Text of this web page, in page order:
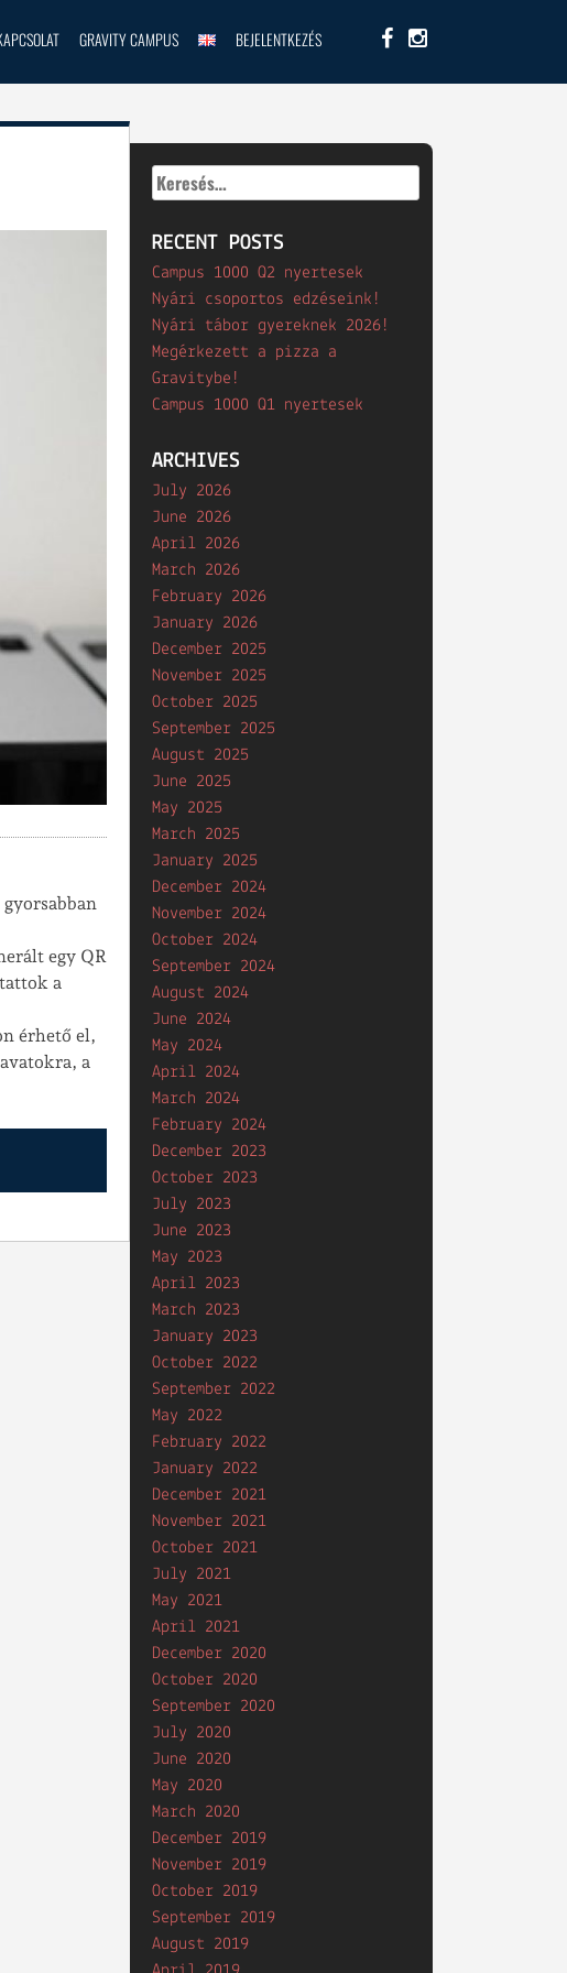
GRAVITY CAMPUS BEJELENTKEZÉS
egy QR
a
érhető el,
a
Keresés:
RECENT POSTS
Campus 1000 Q2 nyertesek
Nyári csoportos edzéseink!
Nyári tábor gyereknek 2026!
Megérkezett a pizza a
Gravitybe!
Campus 1000 Q1 nyertesek
ARCHIVES
July 2026
June 2026
April 2026
March 2026
February 2026
January 2026
December 2025
November 2025
October 2025
September 2025
August 2025
June 2025
May 2025
March 2025
January 2025
December 2024
November 2024
October 2024
September 2024
August 2024
June 2024
May 2024
April 2024
March 2024
February 2024
December 2023
October 2023
July 2023
June 2023
May 2023
April 2023
March 2023
January 2023
October 2022
September 2022
May 2022
February 2022
January 2022
December 2021
November 2021
October 2021
July 2021
May 2021
April 2021
December 2020
October 2020
September 2020
July 2020
June 2020
May 2020
March 2020
December 2019
November 2019
October 2019
September 2019
August 2019